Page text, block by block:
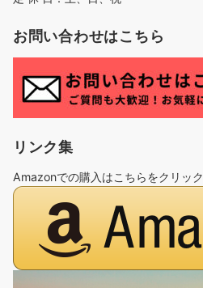
お問い合わせはこちら
リンク集
Amazonでの購入はこちらをクリック